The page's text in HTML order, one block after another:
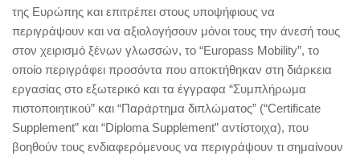
της Ευρώπης και επιτρέπει στους υποψήφιους να
περιγράψουν και να αξιολογήσουν μόνοι τους την άνεσή τους
στον χειρισμό ξένων γλωσσών, το “Europass Mobility”, το
οποίο περιγράφει προσόντα που αποκτήθηκαν στη διάρκεια
εργασίας στο εξωτερικό και τα έγγραφα “Συμπλήρωμα
πιστοποιητικού” και “Παράρτημα διπλώματος” (“Certificate
Supplement” και “Diploma Supplement” αντίστοιχα), που
βοηθούν τους ενδιαφερόμενους να περιγράψουν τι σημαίνουν